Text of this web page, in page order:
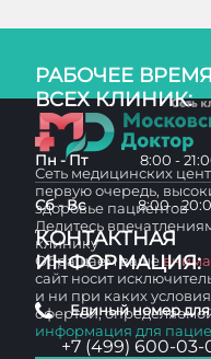
РАБОЧЕЕ ВРЕМЯ
ВСЕХ КЛИНИК:
Пн - Пт 8:00 -
Сб - Вс 8:00 -
КОНТАКТНАЯ
ИНФОРМАЦИЯ:
Единый номер для
+7 (499) 600-03-
Сеть медицинских
первую очередь,
здоровье пациентов
Делитесь
клинику
Обращаем ваше
сайт носит
и ни при каких
офертой,
информация для